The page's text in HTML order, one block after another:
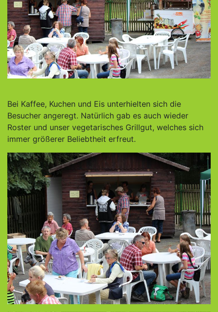
Bei Kaffee, Kuchen und Eis unterhielten sich die
Besucher angeregt. Natürlich gab es auch wieder
Roster und unser vegetarisches Grillgut, welches sich
immer größerer Beliebtheit erfreut.